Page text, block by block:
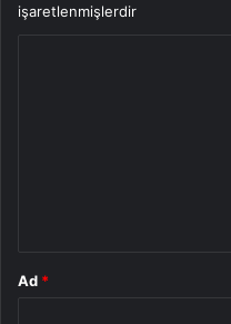
işaretlenmişlerdir
Ad *